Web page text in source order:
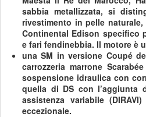
sabbia metallizzata, si
rivestimento in pelle
Continental Edison specifico
e fari fendinebbia. Il motore è
una SM in versione Coupé
carrozzeria marrone
sospensione idraulica con
quella di DS con l’aggiunta
assistenza variabile
eccezionale.